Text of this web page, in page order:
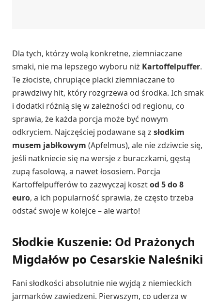
Dla tych, którzy wolą konkretne, ziemniaczane
smaki, nie ma lepszego wyboru niż Kartoffelpuffer.
Te złociste, chrupiące placki ziemniaczane to
prawdziwy hit, który rozgrzewa od środka. Ich smak
i dodatki różnią się w zależności od regionu, co
sprawia, że każda porcja może być nowym
odkryciem. Najczęściej podawane są z słodkim
musem jabłkowym (Apfelmus), ale nie zdziwcie się,
jeśli natkniecie się na wersje z buraczkami, gęstą
zupą fasolową, a nawet łososiem. Porcja
Kartoffelpufferów to zazwyczaj kosztod 5 do 8
euro, a ich popularność sprawia, że często trzeba
odstać swoje w kolejce – ale warto!
Słodkie Kuszenie: Od Prażonych
Migdałów po Cesarskie Naleśniki
Fani słodkości absolutnie nie wyjdą z niemieckich
jarmarków zawiedzeni. Pierwszym, co uderza w